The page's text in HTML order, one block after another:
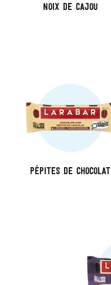
Noix De Cajou
Pépites De Chocolat